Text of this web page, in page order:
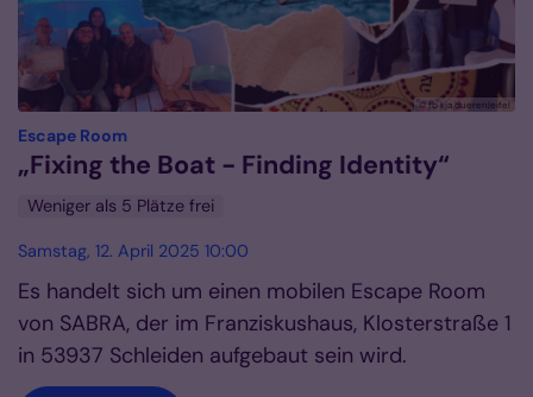
© fb kja dueren|eifel
Escape Room:
„Fixing the Boat - Finding Identity“
Weniger als 5 Plätze frei
Samstag, 12. April 2025 10:00
Es handelt sich um einen mobilen Escape Room
von SABRA, der im Franziskushaus, Klosterstraße 1
in 53937 Schleiden aufgebaut sein wird.